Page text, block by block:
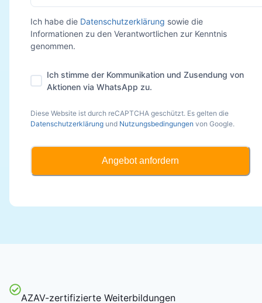
Ich habe die Datenschutzerklärung sowie die
Informationen zu den Verantwortlichen zur Kenntnis
genommen.
Ich stimme der Kommunikation und Zusendung von
Aktionen via WhatsApp zu.
Diese Website ist durch reCAPTCHA geschützt. Es gelten die
Datenschutzerklärung und Nutzungsbedingungen von Google.
Angebot anfordern
AZAV-zertifizierte Weiterbildungen